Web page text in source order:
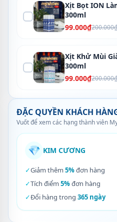
Xịt Bọt ION
300ml
99.000₫200.000₫
Xịt Khử Mùi
300ml
99.000₫200.000₫
ĐẶC QUYỀN KHÁCH
Vuốt để xem các hạng thành viên
💎 KIM CƯƠNG
✓Giảm thêm 5%đơn hàng
✓Tích điểm 5%đơn hàng
✓Đổi hàng trong 365 ngày